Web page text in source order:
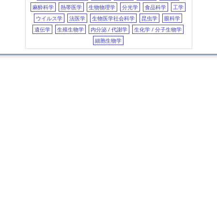
fetus
胎児 cytokine サイトカイン
hemodialysis
血液透析
線維芽細胞増殖因子受容体3
respiration
autophagy
オートファジー apoptosis
麻酔科学
熱帯医学 生物物理学 分光学 食品科学
工学
ウイルス学
法医学 生物医学社会科学 昆虫学
眼科学
遺伝学
生殖生物学 内分泌 / 代謝学
生化学 / 分子生物学
細胞生物学